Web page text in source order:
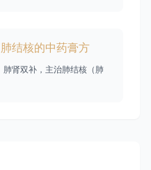
结核的中药膏方
肾双补，主治肺结核（肺